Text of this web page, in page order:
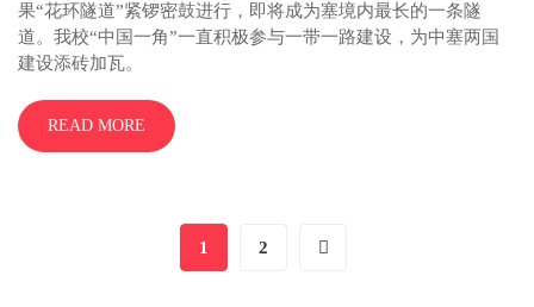
果“花环隧道”紧锣密鼓进行，即将成为塞境内最长的一条隧
道。我校“中国一角”一直积极参与一带一路建设，为中塞两国
建设添砖加瓦。
READ MORE
1 2